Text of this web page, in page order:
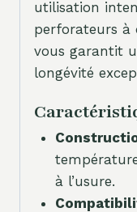
utilisation
perforateurs à
vous garantit
longévité
à l’usure.